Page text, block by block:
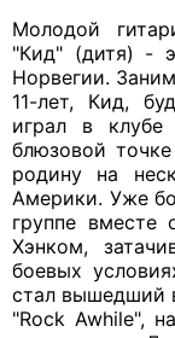
Молодой
"Кид" (дитя) -
Норвегии.
11-лет, Кид,
играл в
блюзовой
родину на
Америки. Уже
группе вместе
Хэнком,
боевых
стал вышедший
"Rock Awhile",